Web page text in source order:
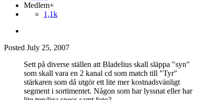
Medlem+
1,1k
Posted July 25, 2007
Sett på diverse ställen att Bladelius skall släppa "syn"
som skall vara en 2 kanal cd som match till "Tyr"
stärkaren som då utgör ett lite mer kostnadsvänligt
segment i sortimentet. Någon som har lyssnat eller har